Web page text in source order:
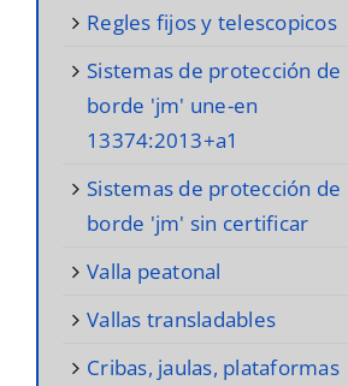
regles fijos y telescopicos
sistemas de protección de
borde 'jm' une-en
13374:2013+a1
sistemas de protección de
borde 'jm' sin certificar
valla peatonal
vallas transladables
cribas, jaulas, plataformas